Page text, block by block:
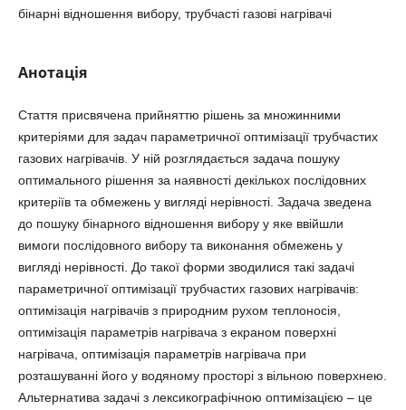
бінарні відношення вибору, трубчасті газові нагрівачі
Анотація
Стаття присвячена прийняттю рішень за множинними
критеріями для задач параметричної оптимізації трубчастих
газових нагрівачів. У ній розглядається задача пошуку
оптимального рішення за наявності декількох послідовних
критеріїв та обмежень у вигляді нерівності. Задача зведена
до пошуку бінарного відношення вибору у яке ввійшли
вимоги послідовного вибору та виконання обмежень у
вигляді нерівності. До такої форми зводилися такі задачі
параметричної оптимізації трубчастих газових нагрівачів:
оптимізація нагрівачів з природним рухом теплоносія,
оптимізація параметрів нагрівача з екраном поверхні
нагрівача, оптимізація параметрів нагрівача при
розташуванні його у водяному просторі з вільною поверхнею.
Альтернатива задачі з лексикографічною оптимізацією – це